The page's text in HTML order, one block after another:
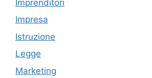
Imprenditori
Impresa
Istruzione
Legge
Marketing